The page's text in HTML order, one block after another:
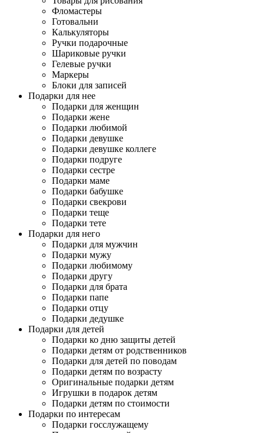
Фломастеры
Готовальни
Калькуляторы
Ручки подарочные
Шариковые ручки
Гелевые ручки
Маркеры
Блоки для записей
Подарки для нее
Подарки для женщин
Подарки жене
Подарки любимой
Подарки девушке
Подарки девушке коллеге
Подарки подруге
Подарки сестре
Подарки маме
Подарки бабушке
Подарки свекрови
Подарки теще
Подарки тете
Подарки для него
Подарки для мужчин
Подарки мужу
Подарки любимому
Подарки другу
Подарки для брата
Подарки папе
Подарки отцу
Подарки дедушке
Подарки для детей
Подарки ко дню защиты детей
Подарки детям от родственников
Подарки для детей по поводам
Подарки детям по возрасту
Оригинальные подарки детям
Игрушки в подарок детям
Подарки детям по стоимости
Подарки по интересам
Подарки госслужащему